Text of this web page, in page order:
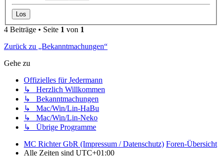
4 Beiträge • Seite 1 von 1
Zurück zu „Bekanntmachungen“
Gehe zu
Offizielles für Jedermann
↳ Herzlich Willkommen
↳ Bekanntmachungen
↳ Mac/Win/Lin-HaBu
↳ Mac/Win/Lin-Neko
↳ Übrige Programme
MC Richter GbR (Impressum / Datenschutz) Foren-Übersicht
Alle Zeiten sind UTC+01:00